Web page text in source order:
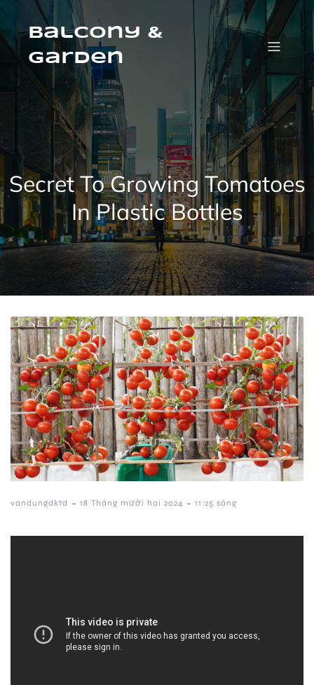
Skip
contentBalcony &
Garden
Secret To Growing Tomatoes
In Plastic Bottles
vandungdktd - 18 Tháng mười hai 2024 - 11:25 sáng